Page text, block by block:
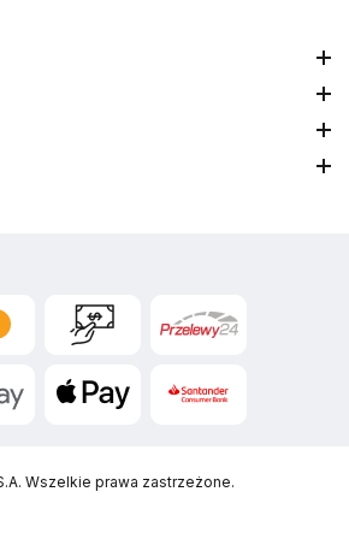
Wszelkie prawa zastrzeżone.